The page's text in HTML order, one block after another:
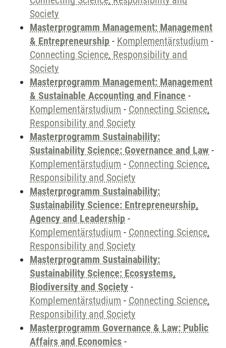
Society
Masterprogramm Management: Management
& Entrepreneurship - Komplementärstudium -
Connecting Science, Responsibility and
Society
Masterprogramm Management: Management
& Sustainable Accounting and Finance -
Komplementärstudium - Connecting Science,
Responsibility and Society
Masterprogramm Sustainability:
Sustainability Science: Governance and Law -
Komplementärstudium - Connecting Science,
Responsibility and Society
Masterprogramm Sustainability:
Sustainability Science: Entrepreneurship,
Agency and Leadership -
Komplementärstudium - Connecting Science,
Responsibility and Society
Masterprogramm Sustainability:
Sustainability Science: Ecosystems,
Biodiversity and Society -
Komplementärstudium - Connecting Science,
Responsibility and Society
Masterprogramm Governance & Law: Public
Affairs and Economics -